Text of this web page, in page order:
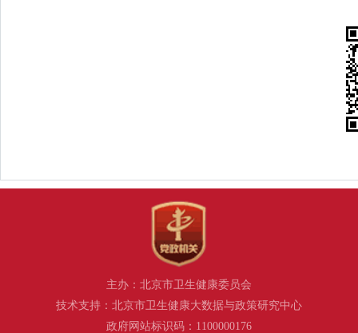
主办：北京市卫生健康委员会
技术支持：北京市卫生健康大数据与政策研究中心
政府网站标识码：1100000176